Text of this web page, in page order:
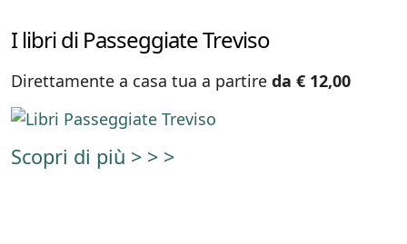
I libri di Passeggiate Treviso
Direttamente a casa tua a partire da € 12,00
Scopri di più > > >